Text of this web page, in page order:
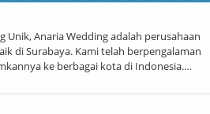
Unik, Anaria Wedding adalah perusahaan
di Surabaya. Kami telah berpengalaman
ke berbagai kota di Indonesia.…